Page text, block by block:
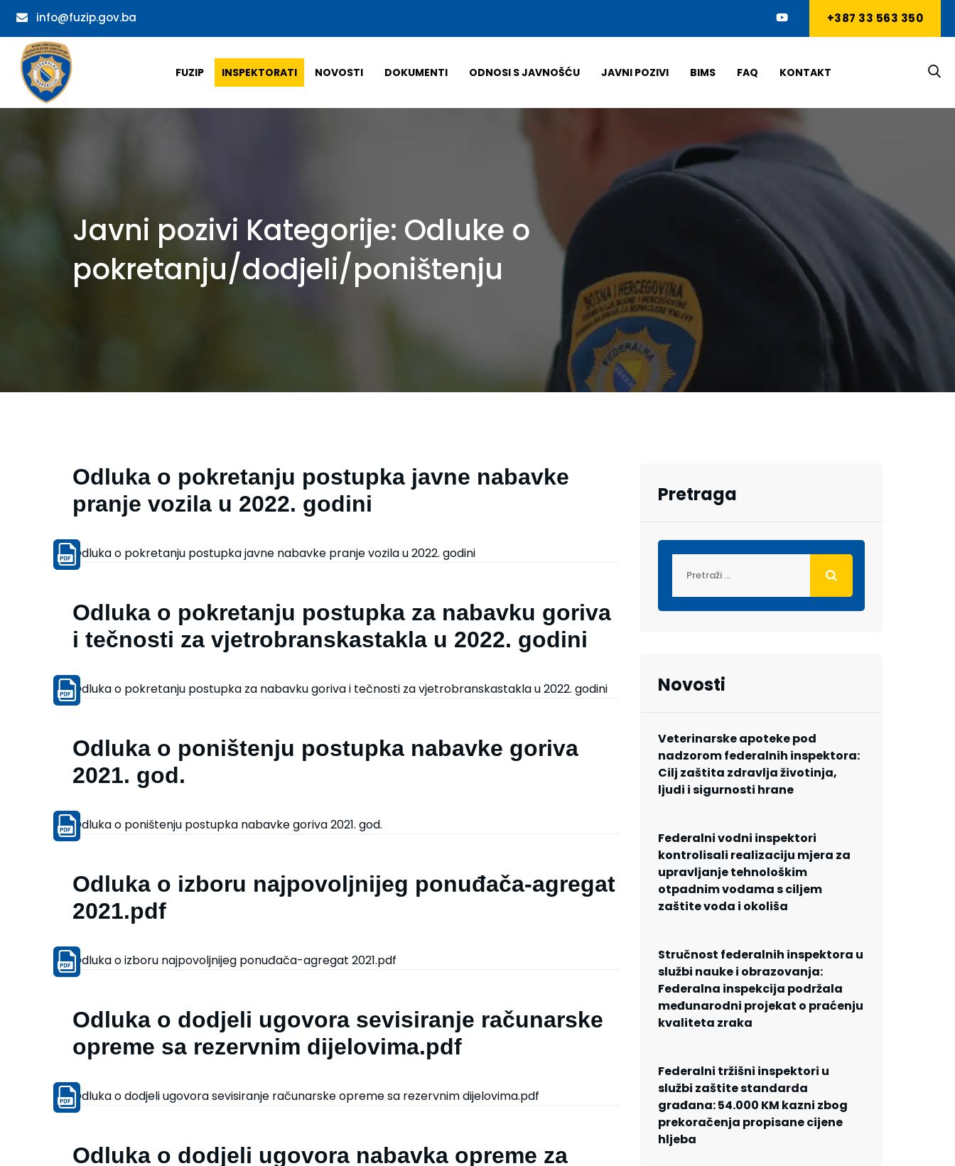
info@fuzip.gov.ba +387 33 563 350
FUZIP INSPEKTORATI NOVOSTI DOKUMENTI ODNOSI S JAVNOŠĆU JAVNI POZIVI BIMS FAQ KONTAKT
Javni pozivi Kategorije: Odluke o
pokretanju/dodjeli/poništenju
Odluka o pokretanju postupka javne nabavke
pranje vozila u 2022. godini
Odluka o pokretanju postupka javne nabavke pranje vozila u 2022. godini
Odluka o pokretanju postupka za nabavku goriva
i tečnosti za vjetrobranskastakla u 2022. godini
Odluka o pokretanju postupka za nabavku goriva i tečnosti za vjetrobranskastakla u 2022. godini
Odluka o poništenju postupka nabavke goriva
2021. god.
Odluka o poništenju postupka nabavke goriva 2021. god.
Odluka o izboru najpovoljnijeg ponuđača-agregat
2021.pdf
Odluka o izboru najpovoljnijeg ponuđača-agregat 2021.pdf
Odluka o dodjeli ugovora sevisiranje računarske
opreme sa rezervnim dijelovima.pdf
Odluka o dodjeli ugovora sevisiranje računarske opreme sa rezervnim dijelovima.pdf
Odluka o dodjeli ugovora nabavka opreme za
Pretraga
Novosti
Veterinarske apoteke pod
nadzorom federalnih inspektora:
Cilj zaštita zdravlja životinja,
ljudi i sigurnosti hrane
Federalni vodni inspektori
kontrolisali realizaciju mjera za
upravljanje tehnološkim
otpadnim vodama s ciljem
zaštite voda i okoliša
Stručnost federalnih inspektora u
službi nauke i obrazovanja:
Federalna inspekcija podržala
međunarodni projekat o praćenju
kvaliteta zraka
Federalni tržišni inspektori u
službi zaštite standarda
građana: 54.000 KM kazni zbog
prekoračenja propisane cijene
hljeba